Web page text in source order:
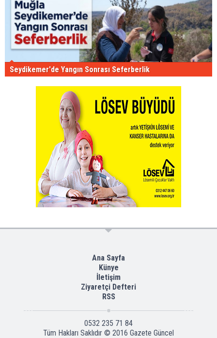
Seydikemer'de Yangın Sonrası Seferberlik
Ana Sayfa
Künye
İletişim
Ziyaretçi Defteri
RSS
0532 235 71 84
Tüm Hakları Saklıdır © 2016 Gazete Güncel